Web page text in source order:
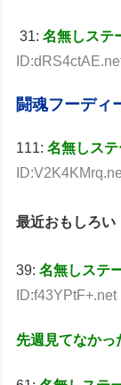
31:名無しステ
闘魂フーディ
111:名無しス
最近おもしろい
39:名無しステ
ID:f43YPtF+.net
先週見てなかっ